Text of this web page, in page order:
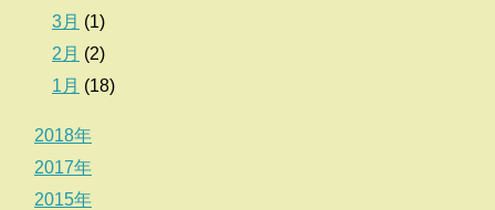
3月 (1)
2月 (2)
1月 (18)
2018年
2017年
2015年